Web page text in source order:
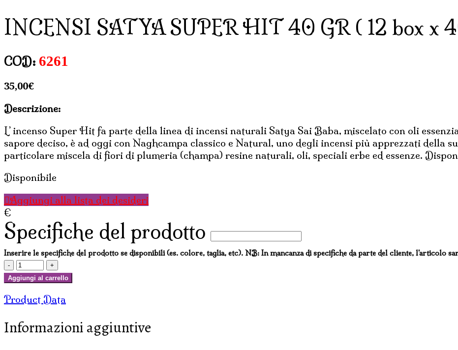
INCENSI SATYA SUPER HIT 40 GR ( 12 box x
COD: 6261
35,00€
Descrizione:
L’ incenso Super Hit fa parte della linea di incensi naturali Satya Sai Baba, miscelato con oli
sapore deciso, è ad oggi con Naghcampa classico e Natural, uno degli incensi più apprezzati della
particolare miscela di fiori di plumeria (champa) resine naturali, oli, speciali erbe ed essenze.
Disponibile
Aggiungi alla lista dei desideri
€
Specifiche del prodotto
Inserire le specifiche del prodotto se disponibili (es. colore, taglia, etc). NB: In mancanza di specifiche da parte del cliente, l'articolo
INCENSI
SATYA
HIT
GR
Aggiungi al carrello
Product Data
Informazioni aggiuntive